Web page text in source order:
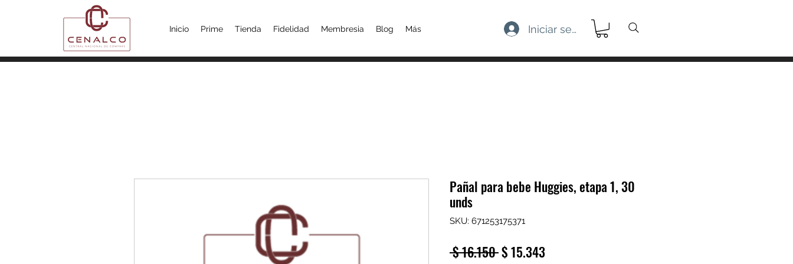
Inicio Prime Tienda Fidelidad Membresia Blog Más Iniciar sesión
Pañal para bebe Huggies, etapa 1, 30
unds
SKU: 671253175371
$ 16.150 Precio
$ 15.343Precio